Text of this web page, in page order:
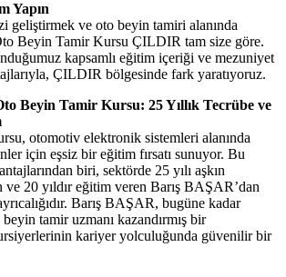
Yapın
geliştirmek ve oto beyin tamiri alanında
Beyin Tamir Kursu ÇILDIR tam size göre.
kapsamlı eğitim içeriği ve mezuniyet
ÇILDIR bölgesinde fark yaratıyoruz.
Beyin Tamir Kursu: 25 Yıllık Tecrübe ve
otomotiv elektronik sistemleri alanında
için eşsiz bir eğitim fırsatı sunuyor. Bu
biri, sektörde 25 yılı aşkın
ve 20 yıldır eğitim veren Barış BAŞAR’dan
Barış BAŞAR, bugüne kadar
tamir uzmanı kazandırmış bir
kariyer yolculuğunda güvenilir bir